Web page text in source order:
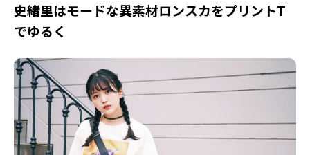
ゲッターズ飯田
MISS SEVENTEEN
MAGAZINE
バックナンバー
INFORMATION
Seventeenについて
史緒里はモードな異素材ロンスカをプリントT
でゆるく